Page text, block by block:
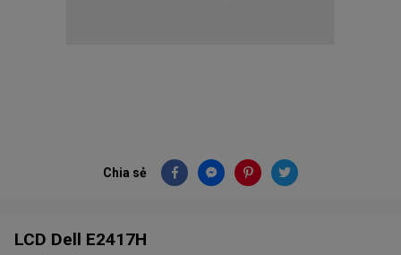
Chia sẻ
LCD Dell E2417H